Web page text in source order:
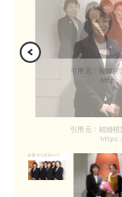
引用元：結婚